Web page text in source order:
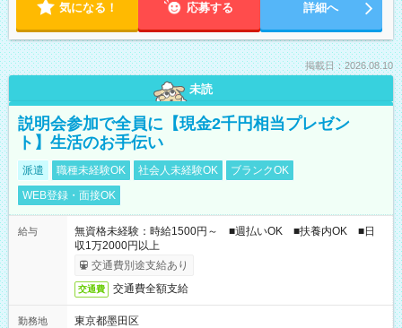
気になる！ 応募する 詳細へ
掲載日：2026.08.10
未読
説明会参加で全員に【現金2千円相当プレゼン
ト】生活のお手伝い
派遣 職種未経験OK 社会人未経験OK
ブランクOK
WEB登録・面接OK
給与
無資格未経験：時給1500円～ ■週払いOK ■扶養内OK ■日
収1万2000円以上
交通費別途支給あり
交通費 交通費全額支給
勤務地
東京都墨田区